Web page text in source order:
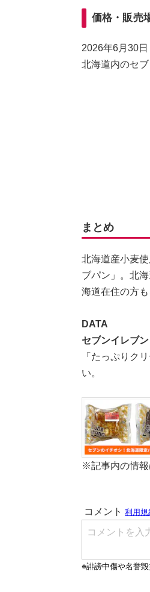
価格・販売
2026年6月30
北海道内のセブ
まとめ
北海道産小麦
ブパン」。北
海道在住の方
DATA
セブンイレブン
「たっぷりク
い。
※記事内の情報